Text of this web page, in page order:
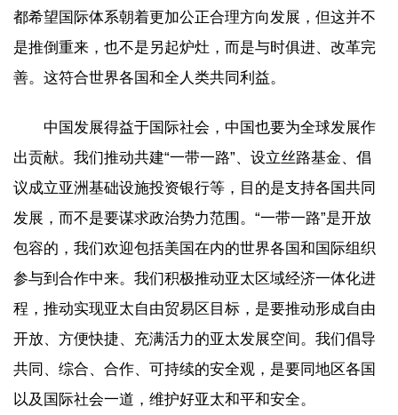
都希望国际体系朝着更加公正合理方向发展，但这并不
是推倒重来，也不是另起炉灶，而是与时俱进、改革完
善。这符合世界各国和全人类共同利益。
中国发展得益于国际社会，中国也要为全球发展作
出贡献。我们推动共建“一带一路”、设立丝路基金、倡
议成立亚洲基础设施投资银行等，目的是支持各国共同
发展，而不是要谋求政治势力范围。“一带一路”是开放
包容的，我们欢迎包括美国在内的世界各国和国际组织
参与到合作中来。我们积极推动亚太区域经济一体化进
程，推动实现亚太自由贸易区目标，是要推动形成自由
开放、方便快捷、充满活力的亚太发展空间。我们倡导
共同、综合、合作、可持续的安全观，是要同地区各国
以及国际社会一道，维护好亚太和平和安全。